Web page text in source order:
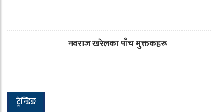
नवराज खरेलका पाँच मुक्तकहरू
ट्रेन्डिङ